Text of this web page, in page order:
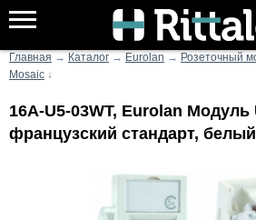
Главная → Каталог → Eurolan → Розеточный
Mosaic ↓
16A-U5-03WT, Eurolan Модуль
французский стандарт, белый